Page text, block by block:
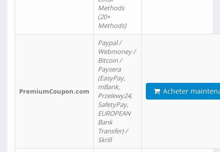
Methods
(20+
Methods)
PremiumCoupon.com
Paypal /
Webmoney /
Bitcoin /
Paysera
(EasyPay,
mBank,
Przelewy24,
SafetyPay,
EUROPEAN
Bank
Transfer) /
Skrill
Acheter